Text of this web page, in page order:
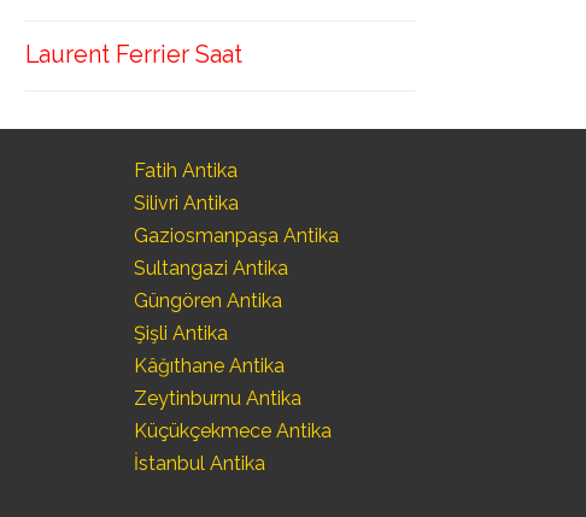
Laurent Ferrier Saat
Fatih Antika
Silivri Antika
Gaziosmanpaşa Antika
Sultangazi Antika
Güngören Antika
Şişli Antika
Kâğıthane Antika
Zeytinburnu Antika
Küçükçekmece Antika
İstanbul Antika